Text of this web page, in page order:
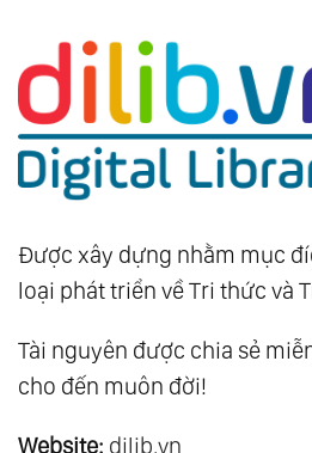
Được xây dựng nhằm mục
loại phát triển về Tri thức và
Tài nguyên được chia sẻ
cho đến muôn đời!
Website: dilib.vn